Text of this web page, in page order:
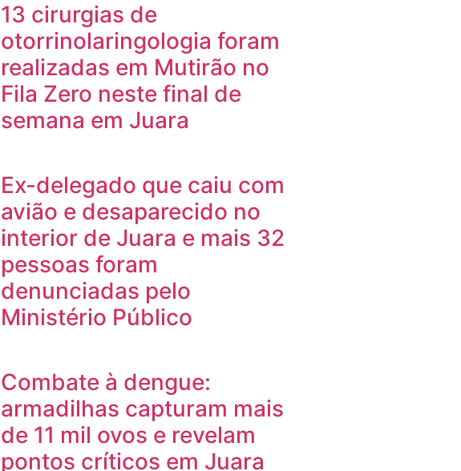
13 cirurgias de
otorrinolaringologia foram
realizadas em Mutirão no
Fila Zero neste final de
semana em Juara
Ex-delegado que caiu com
avião e desaparecido no
interior de Juara e mais 32
pessoas foram
denunciadas pelo
Ministério Público
Combate à dengue:
armadilhas capturam mais
de 11 mil ovos e revelam
pontos críticos em Juara